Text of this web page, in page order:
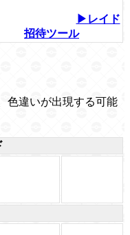
▶レイド
招待ツール
色違いが出現する可能